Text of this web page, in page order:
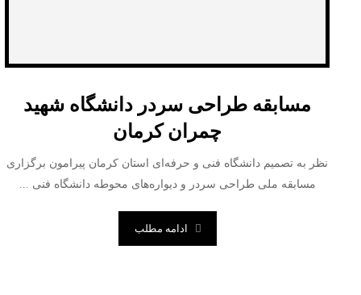
مسابقه طراحی سردر دانشگاه شهید
چمران کرمان
نظر به تصمیم دانشگاه فنی و حرفه‌ای استان کرمان پیرامون برگزاری
مسابقه ملی طراحی سردر و دیواره‌های محوطه دانشگاه فنی ...
ادامه مطلب